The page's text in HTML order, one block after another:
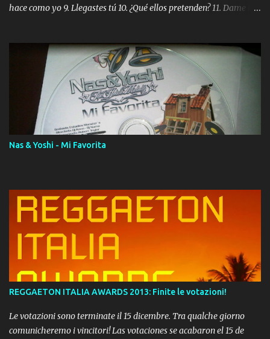
hace como yo 9. Llegastes tú 10. ¿Qué ellos pretenden? 11. Dame la
Digital Booklet – Invicto ----------------------------- Nota:
Album proposto al massimo della qualità in formato iTunes Plus
AAC M4A; comprato su iTunes e a disposizione vostra per il
download. REGGAETON ITALIA Nosotros Somos Los Del
Momento!
Nas & Yoshi - Mi Favorita
REGGAETON ITALIA AWARDS 2013: Finite le votazioni!
Le votazioni sono terminate il 15 dicembre. Tra qualche giorno
comunicheremo i vincitori! Las votaciones se acabaron el 15 de